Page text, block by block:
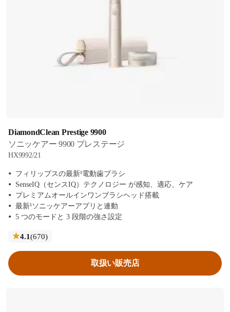
DiamondClean Prestige 9900
ソニッケアー 9900 プレステージ
HX9992/21
フィリップスの最新¹電動歯ブラシ
SenseIQ（センスIQ）テクノロジー が感知、適応、ケア
プレミアムオールインワンブラシヘッド搭載
最新¹ソニッケアーアプリと連動
5 つのモードと 3 段階の強さ設定
4.1(670レ
)
取扱い販売店